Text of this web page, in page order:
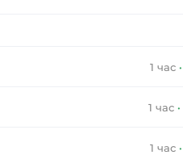
1 час ·
1 час ·
1 час ·